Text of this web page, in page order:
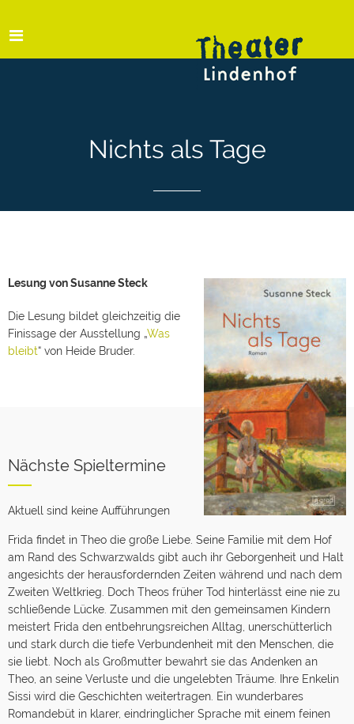
Nichts als Tage
Lesung von Susanne Steck
Die Lesung bildet gleichzeitig die
Finissage der Ausstellung „Was
bleibt“ von Heide Bruder.
Frida findet in Theo die große Liebe. Seine Familie mit dem Hof
am Rand des Schwarzwalds gibt auch ihr Geborgenheit und Halt
angesichts der herausfordernden Zeiten während und nach dem
Zweiten Weltkrieg. Doch Theos früher Tod hinterlässt eine nie zu
schließende Lücke. Zusammen mit den gemeinsamen Kindern
meistert Frida den entbehrungsreichen Alltag, unerschütterlich
und stark durch die tiefe Verbundenheit mit den Menschen, die
sie liebt. Noch als Großmutter bewahrt sie das Andenken an
Theo, an seine Verluste und die ungelebten Träume. Ihre Enkelin
Sissi wird die Geschichten weitertragen. Ein wunderbares
Romandebüt in klarer, eindringlicher Sprache mit einem feinen
Nächste Spieltermine
Aktuell sind keine Aufführungen